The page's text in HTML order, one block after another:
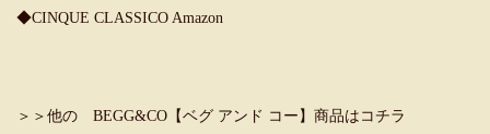
◆CINQUE CLASSICO Amazon
＞＞他の BEGG&CO【ベグ アンド コー】商品はコチラ